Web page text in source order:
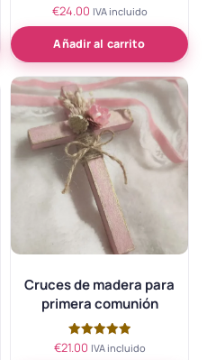
Valorado
de 5
€24.00 IVA incluido
Añadir al carrito
Cruces de madera para
primera comunión
Valorado
€21.00 IVA incluido